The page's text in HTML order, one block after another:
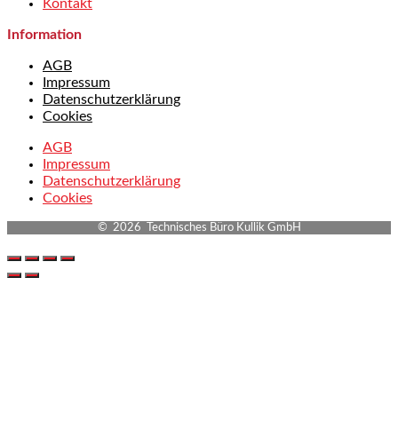
Kontakt
Information
AGB
Impressum
Datenschutzerklärung
Cookies
AGB
Impressum
Datenschutzerklärung
Cookies
© 2026 Technisches Büro Kullik GmbH